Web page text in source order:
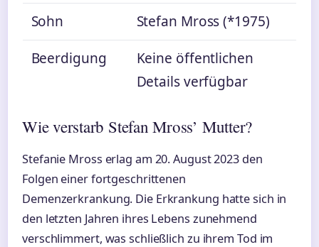
Sohn
Stefan Mross (*1975)
Beerdigung
Keine öffentlichen
Details verfügbar
Wie verstarb Stefan Mross’ Mutter?
Stefanie Mross erlag am 20. August 2023 den
Folgen einer fortgeschrittenen
Demenzerkrankung. Die Erkrankung hatte sich in
den letzten Jahren ihres Lebens zunehmend
verschlimmert, was schließlich zu ihrem Tod im